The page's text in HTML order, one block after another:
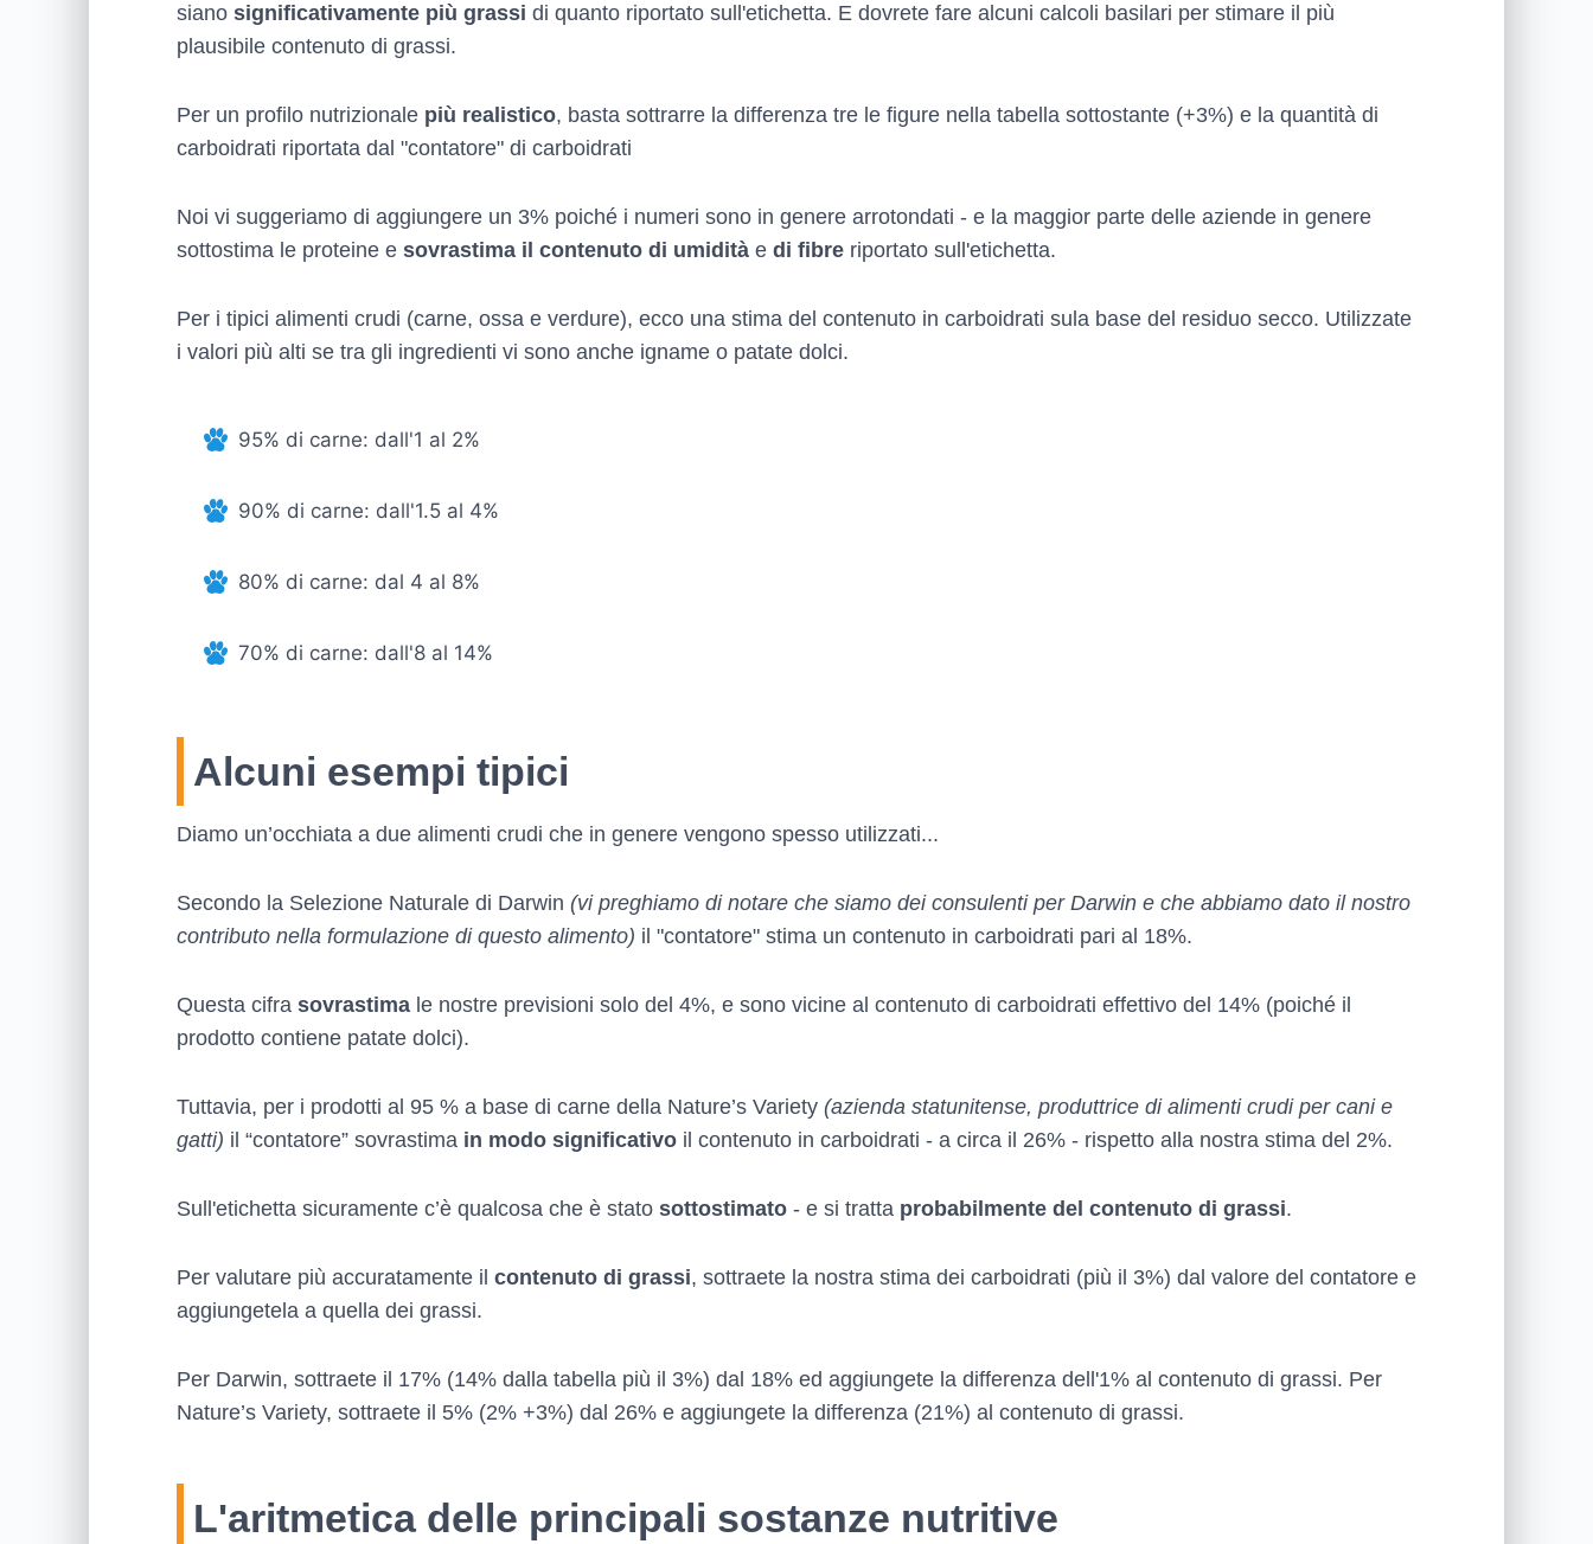
siano significativamente più grassi di quanto riportato sull'etichetta. E dovrete fare alcuni calcoli basilari per stimare il più
plausibile contenuto di grassi.
Per un profilo nutrizionale più realistico, basta sottrarre la differenza tre le figure nella tabella sottostante (+3%) e la quantità di
carboidrati riportata dal "contatore" di carboidrati
Noi vi suggeriamo di aggiungere un 3% poiché i numeri sono in genere arrotondati - e la maggior parte delle aziende in genere
sottostima le proteine e sovrastima il contenuto di umidità e di fibre riportato sull'etichetta.
Per i tipici alimenti crudi (carne, ossa e verdure), ecco una stima del contenuto in carboidrati sula base del residuo secco. Utilizzate
i valori più alti se tra gli ingredienti vi sono anche igname o patate dolci.
95% di carne: dall'1 al 2%
90% di carne: dall'1.5 al 4%
80% di carne: dal 4 al 8%
70% di carne: dall'8 al 14%
Alcuni esempi tipici
Diamo un’occhiata a due alimenti crudi che in genere vengono spesso utilizzati...
Secondo la Selezione Naturale di Darwin (vi preghiamo di notare che siamo dei consulenti per Darwin e che abbiamo dato il nostro
contributo nella formulazione di questo alimento) il "contatore" stima un contenuto in carboidrati pari al 18%.
Questa cifra sovrastima le nostre previsioni solo del 4%, e sono vicine al contenuto di carboidrati effettivo del 14% (poiché il
prodotto contiene patate dolci).
Tuttavia, per i prodotti al 95 % a base di carne della Nature’s Variety (azienda statunitense, produttrice di alimenti crudi per cani e
gatti) il “contatore” sovrastima in modo significativo il contenuto in carboidrati - a circa il 26% - rispetto alla nostra stima del 2%.
Sull'etichetta sicuramente c’è qualcosa che è stato sottostimato - e si tratta probabilmente del contenuto di grassi.
Per valutare più accuratamente il contenuto di grassi, sottraete la nostra stima dei carboidrati (più il 3%) dal valore del contatore e
aggiungetela a quella dei grassi.
Per Darwin, sottraete il 17% (14% dalla tabella più il 3%) dal 18% ed aggiungete la differenza dell'1% al contenuto di grassi. Per
Nature’s Variety, sottraete il 5% (2% +3%) dal 26% e aggiungete la differenza (21%) al contenuto di grassi.
L'aritmetica delle principali sostanze nutritive